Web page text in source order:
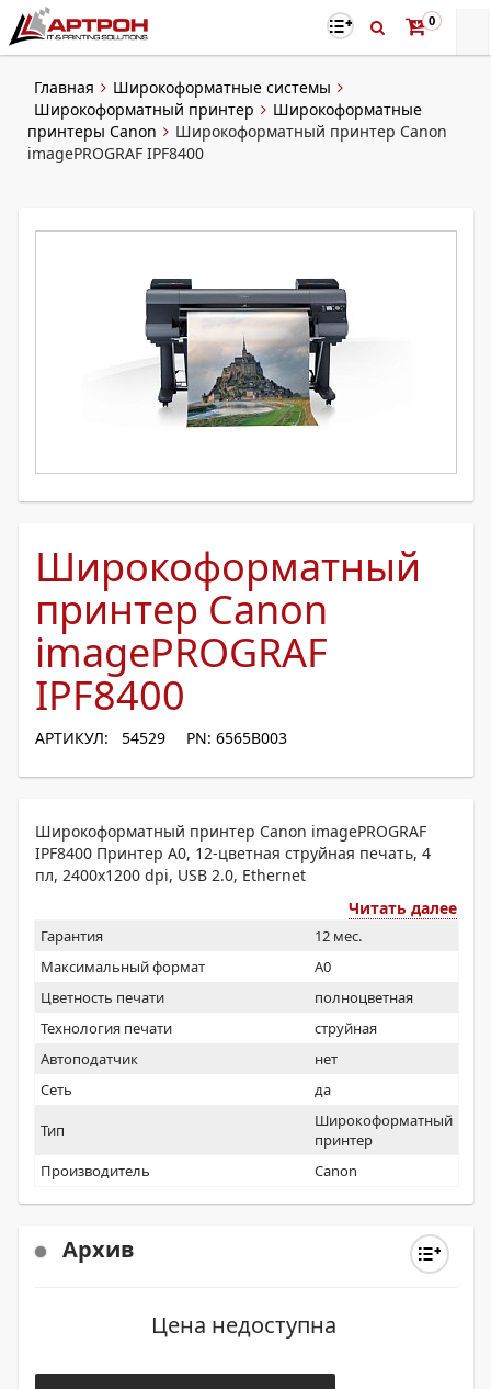
0
Главная
Широкоформатные системы
Широкоформатный принтер
Широкоформатные
принтеры Canon
Широкоформатный принтер Canon
imagePROGRAF IPF8400
Широкоформатный
принтер Canon
imagePROGRAF
IPF8400
АРТИКУЛ: 54529 PN: 6565B003
Широкоформатный принтер Canon imagePROGRAF
IPF8400 Принтер A0, 12-цветная струйная печать, 4
пл, 2400x1200 dpi, USB 2.0, Ethernet
Читать далее
Гарантия
12 мес.
Максимальный формат
A0
Цветность печати
полноцветная
Технология печати
струйная
Автоподатчик
нет
Сеть
да
Тип
Широкоформатный
принтер
Производитель
Canon
Архив
Цена недоступна